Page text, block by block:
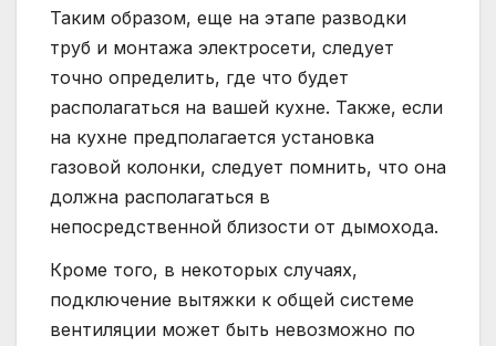
Таким образом, еще на этапе разводки
труб и монтажа электросети, следует
точно определить, где что будет
располагаться на вашей кухне. Также, если
на кухне предполагается установка
газовой колонки, следует помнить, что она
должна располагаться в
непосредственной близости от дымохода.
Кроме того, в некоторых случаях,
подключение вытяжки к общей системе
вентиляции может быть невозможно по